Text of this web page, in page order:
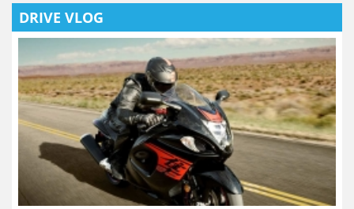
DRIVE VLOG